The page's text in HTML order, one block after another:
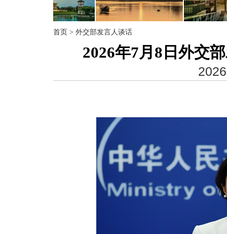
首页 > 外交部发言人谈话
2026年7月8日外交